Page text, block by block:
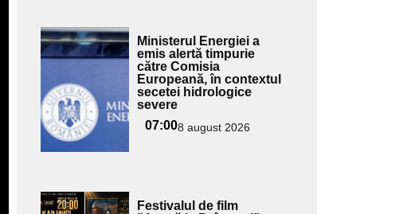
Adaugă
aici textul
subtitlu
Ministerul Energiei a
emis alertă timpurie
către Comisia
Europeană, în contextul
secetei hidrologice
severe
07:008 august 2026
Adaugă
Festivalul de film